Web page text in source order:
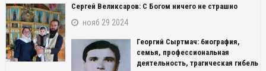
Сергей Великсаров: С Богом ничего не страшно
нояб 29 2024
Георгий Сыртмач: биография,
семья, профессиональная
деятельность, трагическая гибель